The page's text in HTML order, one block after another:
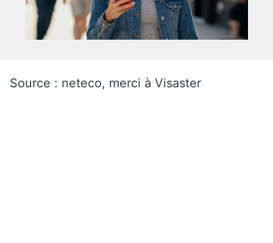
Source : neteco, merci à Visaster